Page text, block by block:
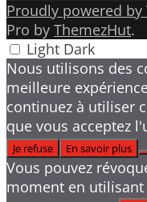
Proudly powered by
Pro by ThemezHut.
Light Dark
Nous utilisons des
meilleure
continuez à utiliser
que vous acceptez
Je refuse
En savoir plus
Vous pouvez
moment en